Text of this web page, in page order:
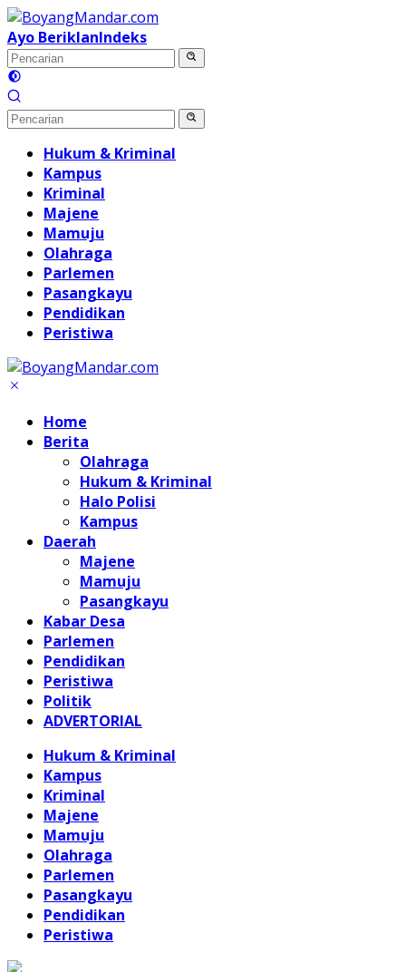
Langsung
ke
konten
Ayo BeriklanIndeks
Hukum & Kriminal
Kampus
Kriminal
Majene
Mamuju
Olahraga
Parlemen
Pasangkayu
Pendidikan
Peristiwa
Home
Berita
Olahraga
Hukum & Kriminal
Halo Polisi
Kampus
Daerah
Majene
Mamuju
Pasangkayu
Kabar Desa
Parlemen
Pendidikan
Peristiwa
Politik
ADVERTORIAL
Hukum & Kriminal
Kampus
Kriminal
Majene
Mamuju
Olahraga
Parlemen
Pasangkayu
Pendidikan
Peristiwa